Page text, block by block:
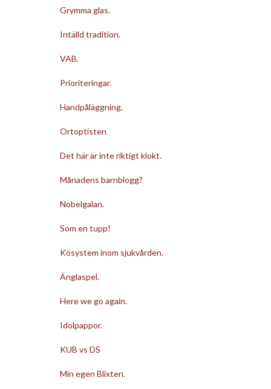
Grymma glas.
Intälld tradition.
VAB.
Prioriteringar.
Handpåläggning.
Ortoptisten
Det här är inte riktigt klokt.
Månadens barnblogg?
Nobelgalan.
Som en tupp!
Kösystem inom sjukvården.
Änglaspel.
Here we go again.
Idolpappor.
KUB vs DS
Min egen Blixten.